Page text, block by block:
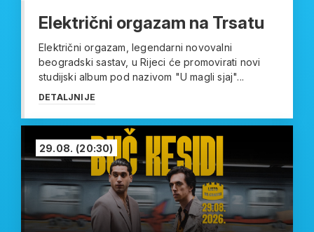
Električni orgazam na Trsatu
Električni orgazam, legendarni novovalni
beogradski sastav, u Rijeci će promovirati novi
studijski album pod nazivom "U magli sjaj"...
DETALJNIJE
29.08. (20:30)